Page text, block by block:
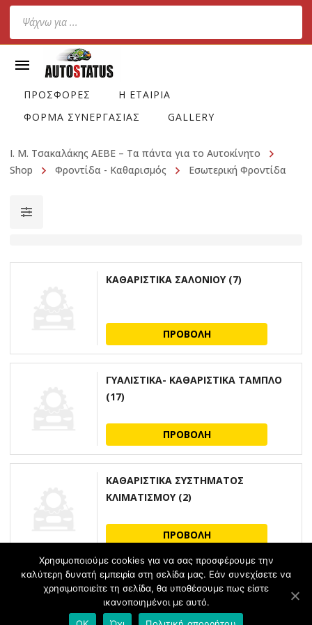
Products
search
ΠΡΟΣΦΟΡΕΣ
Η ΕΤΑΙΡΙΑ
ΦΟΡΜΑ ΣΥΝΕΡΓΑΣΙΑΣ
GALLERY
Ι. Μ. Τσακαλάκης ΑΕΒΕ – Τα πάντα για το Αυτοκίνητο
Shop
Φροντίδα - Καθαρισμός Εσωτερική Φροντίδα
ΚΑΘΑΡΙΣΤΙΚΆ ΣΑΛΟΝΙΟΎ (7)
ΠΡΟΒΟΛΗ
ΓΥΑΛΙΣΤΙΚΆ- ΚΑΘΑΡΙΣΤΙΚΆ ΤΑΜΠΛΌ
(17)
ΠΡΟΒΟΛΗ
ΚΑΘΑΡΙΣΤΙΚΆ ΣΥΣΤΉΜΑΤΟΣ
ΚΛΙΜΑΤΙΣΜΟΎ (2)
ΠΡΟΒΟΛΗ
Χρησιμοποιούμε cookies για να σας προσφέρουμε την
καλύτερη δυνατή εμπειρία στη σελίδα μας. Εάν συνεχίσετε να
χρησιμοποιείτε τη σελίδα, θα υποθέσουμε πως είστε
ικανοποιημένοι με αυτό.